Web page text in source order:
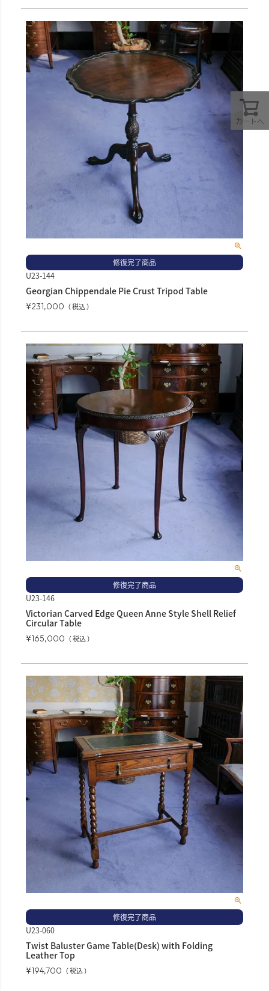
修復完了商品
U23-144
Georgian Chippendale Pie Crust Tripod Table
¥231,000 税込
修復完了商品
U23-146
Victorian Carved Edge Queen Anne Style Shell Relief
Circular Table
¥165,000 税込
修復完了商品
U23-060
Twist Baluster Game Table(Desk) with Folding
Leather Top
¥194,700 税込
カートへ